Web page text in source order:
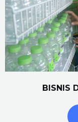
BISNIS